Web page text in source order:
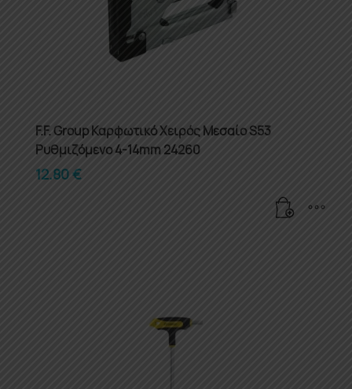
F.F. Group Καρφωτικό Χειρός Μεσαίο S53
Ρυθμιζόμενο 4-14mm 24260
12.80€